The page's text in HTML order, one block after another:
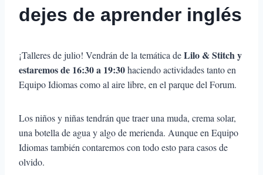
dejes de aprender inglés
¡Talleres de julio! Vendrán de la temática deLilo & Stitch y
estaremos de 16:30 a 19:30haciendo actividades tanto en
Equipo Idiomas como al aire libre, en el parque del Forum.
Los niños y niñas tendrán que traer una muda, crema solar,
una botella de agua y algo de merienda. Aunque en Equipo
Idiomas también contaremos con todo esto para casos de
olvido.